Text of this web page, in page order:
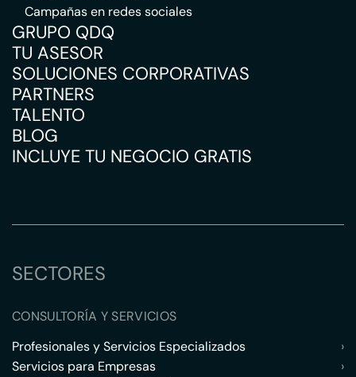
Campañas en redes sociales
GRUPO QDQ
TU ASESOR
SOLUCIONES CORPORATIVAS
PARTNERS
TALENTO
BLOG
INCLUYE TU NEGOCIO GRATIS
SECTORES
CONSULTORÍA Y SERVICIOS
Profesionales y Servicios Especializados
›
Servicios para Empresas
›